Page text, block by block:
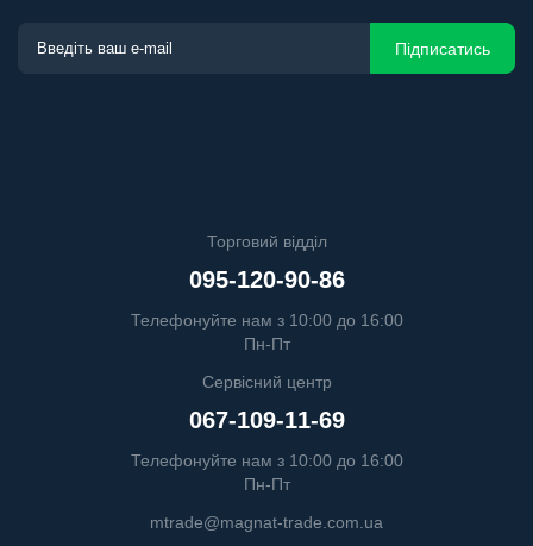
Підписатись
Торговий відділ
095-120-90-86
Телефонуйте нам з 10:00 до 16:00
Пн-Пт
Сервісний центр
067-109-11-69
Телефонуйте нам з 10:00 до 16:00
Пн-Пт
mtrade@magnat-trade.com.ua